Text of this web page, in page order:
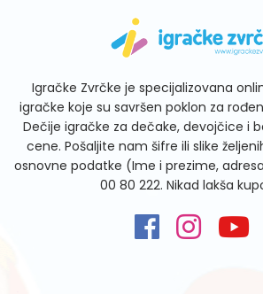
Igračke Zvrčke je specijalizovana
igračke koje su savršen poklon za
Dečije igračke za dečake, devojčice i
cene. Pošaljite nam šifre ili slike
osnovne podatke (Ime i prezime,
00 80 222. Nikad lakša